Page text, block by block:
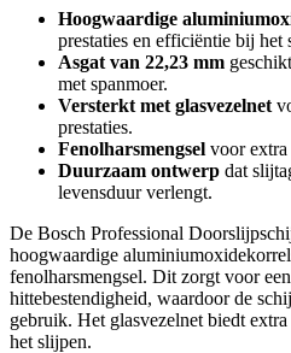
Hoogwaardige
prestaties en efficiëntie bij het
Asgat van 22,23 mm
met spanmoer.
Versterkt met glasvezelnet
prestaties.
Fenolharsmengsel voor extra
Duurzaam ontwerp dat
levensduur verlengt.
De Bosch Professional
hoogwaardige
fenolharsmengsel. Dit zorgt voor
hittebestendigheid, waardoor de
gebruik. Het glasvezelnet biedt
het slijpen.